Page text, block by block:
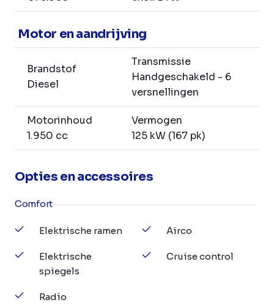
Motor en aandrijving
Brandstof
Diesel
Transmissie
Handgeschakeld - 6
versnellingen
Motorinhoud
1.950 cc
Vermogen
125 kW (167 pk)
Opties en accessoires
Comfort
Elektrische ramen
Elektrische
spiegels
Radio
Airco
Cruise control